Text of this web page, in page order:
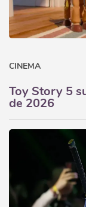
CINEMA
Toy Story 5
de 2026